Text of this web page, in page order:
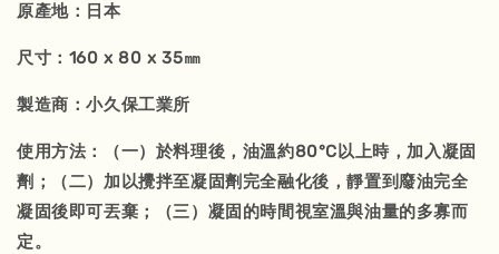
原產地：日本
尺寸：160 x 80 x 35㎜
製造商：小久保工業所
使用方法：（一）於料理後，油溫約80°C以上時，加入凝固
劑；（二）加以攪拌至凝固劑完全融化後，靜置到廢油完全
凝固後即可丟棄；（三）凝固的時間視室溫與油量的多寡而
定。